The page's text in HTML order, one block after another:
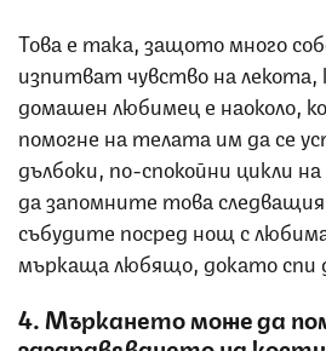
Това е така, защото много
изпитват чувство на
домашен любимец е наоколо,
помогне на телата им да се
дълбоки, по-спокойни цикли
да запомните това
събудите посред нощ с
мъркаща любящо, докато спи
4. Мъркането може да